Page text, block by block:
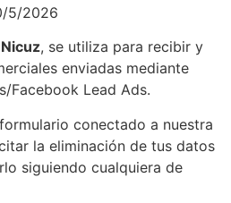
5/2026
, se utiliza para recibir y
enviadas mediante
Facebook Lead Ads.
conectado a nuestra
la eliminación de tus datos
siguiendo cualquiera de